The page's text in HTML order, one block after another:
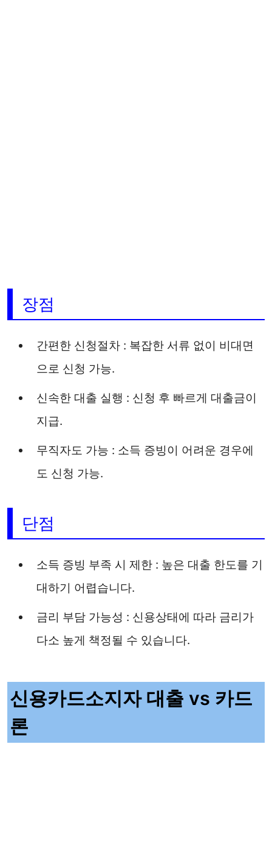
장점
간편한 신청절차 : 복잡한 서류 없이 비대면
으로 신청 가능.
신속한 대출 실행 : 신청 후 빠르게 대출금이
지급.
무직자도 가능 : 소득 증빙이 어려운 경우에
도 신청 가능.
단점
소득 증빙 부족 시 제한 : 높은 대출 한도를 기
대하기 어렵습니다.
금리 부담 가능성 : 신용상태에 따라 금리가
다소 높게 책정될 수 있습니다.
신용카드소지자 대출 vs 카드
론